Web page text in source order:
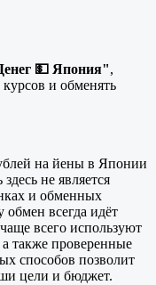
💵 Япония",
и обменять
на йены в Японии
не является
и обменных
всегда идёт
всего используют
а также проверенные
способов позволит
цели и бюджет.